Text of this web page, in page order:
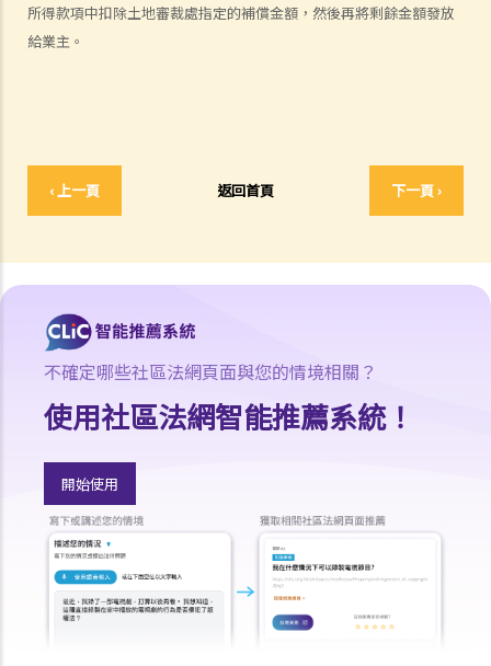
所得款項中扣除土地審裁處指定的補償金額，然後再將剩餘金額發放
給業主。
‹ 上一頁 返回首頁 下一頁 ›
向大廈管理處投訴，得到的答覆卻指出：由於我只是租客而不是物業擁
有人，所以大廈公契沒有賦予我任何權利，因而無權作出投訴。這是否
5. 怎樣為之「結構性改動」？租客有權對物業進行結構性改動嗎？
6. 我是工業單位的租客。我和業主在簽訂租約時的共識是我會租用該物
業做住宅用途。業主後來將我逐出該物業。我可以透過法律程序執行有
分租
1. 我收到銀行來信，聲稱為我所租用物業的承按人，又稱由於我與業主
所立的租約並未取得其同意，故要求我遷出，我可以怎樣做？
維修／保養的責任
判決摘要：業主有權進入物業進行維修並不代表有責任為租客進行維修
（梁慧玲 訴 創基工程有限公司）
2. 如果出租物業發生火警，業主因而蒙受損失，業主可否向租客索償？
在租期完結前以通知方式終止租賃（沒有違約）
1. 我以三年租期把物業租出，還有兩年才期滿，但我發覺鄰近物業的租
不確定哪些社區法網頁面與您的情境相關？
使用社區法網智能推薦系統！
開始使用